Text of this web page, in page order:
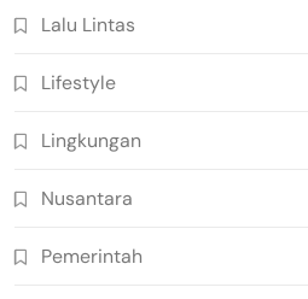
Lalu Lintas
Lifestyle
Lingkungan
Nusantara
Pemerintah